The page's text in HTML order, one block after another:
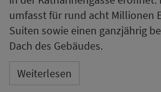
umfasst für rund acht Millionen
Suiten sowie einen ganzjährig
Dach des Gebäudes.
Weiterlesen